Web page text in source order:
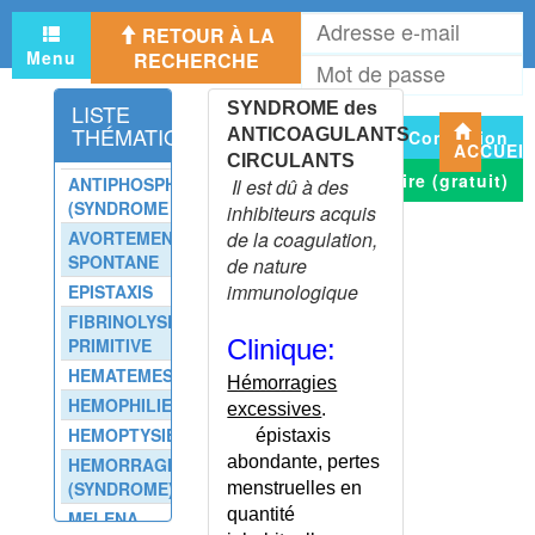
Menu
RETOUR À LA
RECHERCHE
Connexion
S'inscrire (gratuit)
LISTE
THÉMATIQUE
ANTIPHOSPHOLIPIDES
(SYNDROME DES)
AVORTEMENT
SPONTANE
EPISTAXIS
FIBRINOLYSE
PRIMITIVE
HEMATEMESE
HEMOPHILIE
HEMOPTYSIE
HEMORRAGIQUE
(SYNDROME)
MELENA
ANISAKIDOSE
ANISOCORIE
ANITE
ANKYLOSTOMIASE
ANNONCE D'UNE MAUVAISE
NOUVELLE
ANOREXIE DE L'ADULTE
ANOREXIE DU NOURRISSON
ET DE L'ENFANT
ANOREXIE DU SUJET AGE
ANOREXIE MENTALE
ANOREXIE MENTALE -
DÉPISTAGE - SCOFF
ANORGASMIE
ANOSMIE
ANTEVERSION FEMORALE
ANTHRAX
ANTIBIOTHERAPIE
SYNDROME des
ANTICOAGULANTS
CIRCULANTS
Il est dû à des
inhibiteurs acquis
de la coagulation,
de nature
immunologique
Clinique:
Hémorragies
excessives.
épistaxis
abondante, pertes
menstruelles en
quantité